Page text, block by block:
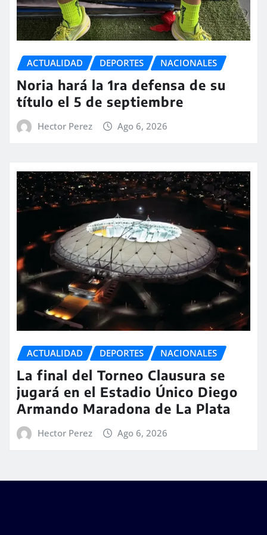
ACTUALIDAD DEPORTES NACIONALES
Noria hará la 1ra defensa de su
título el 5 de septiembre
Hector Perez Ago 6, 2026
ACTUALIDAD DEPORTES NACIONALES
La final del Torneo Clausura se
jugará en el Estadio Único Diego
Armando Maradona de La Plata
Hector Perez Ago 6, 2026